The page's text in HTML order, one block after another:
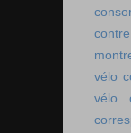
vélo
vélo